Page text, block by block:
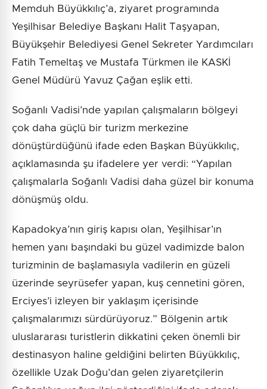
Memduh Büyükkılıç’a, ziyaret programında
Yeşilhisar Belediye Başkanı Halit Taşyapan,
Büyükşehir Belediyesi Genel Sekreter Yardımcıları
Fatih Temeltaş ve Mustafa Türkmen ile KASKİ
Genel Müdürü Yavuz Çağan eşlik etti.
Soğanlı Vadisi’nde yapılan çalışmaların bölgeyi
çok daha güçlü bir turizm merkezine
dönüştürdüğünü ifade eden Başkan Büyükkılıç,
açıklamasında şu ifadelere yer verdi: “Yapılan
çalışmalarla Soğanlı Vadisi daha güzel bir konuma
dönüşmüş oldu.
Kapadokya’nın giriş kapısı olan, Yeşilhisar’ın
hemen yanı başındaki bu güzel vadimizde balon
turizminin de başlamasıyla vadilerin en güzeli
üzerinde seyrüsefer yapan, kuş cennetini gören,
Erciyes’i izleyen bir yaklaşım içerisinde
çalışmalarımızı sürdürüyoruz.” Bölgenin artık
uluslararası turistlerin dikkatini çeken önemli bir
destinasyon haline geldiğini belirten Büyükkılıç,
özellikle Uzak Doğu’dan gelen ziyaretçilerin